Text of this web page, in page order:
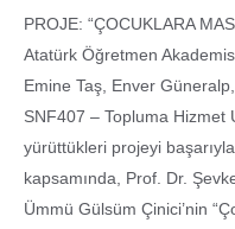
PROJE: “ÇOCUKLARA
Atatürk Öğretmen
Emine Taş, Enver
SNF407 – Topluma Hizmet
yürüttükleri projeyi
kapsamında, Prof. Dr.
Ümmü Gülsüm Çinici’nin